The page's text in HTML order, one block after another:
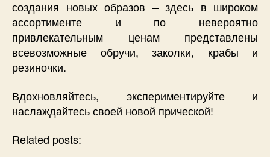
создания новых образов – здесь в широком
ассортименте и по невероятно
привлекательным ценам представлены
всевозможные обручи, заколки, крабы и
резиночки.
Вдохновляйтесь, экспериментируйте и
наслаждайтесь своей новой прической!
Related posts: